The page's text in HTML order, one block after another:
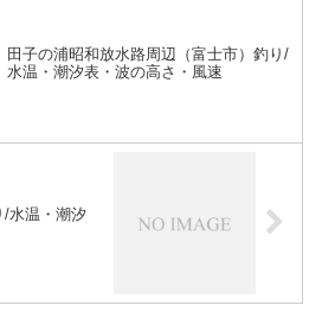
田子の浦昭和放水路周辺（富士市）釣り/
水温・潮汐表・波の高さ・風速
/水温・潮汐